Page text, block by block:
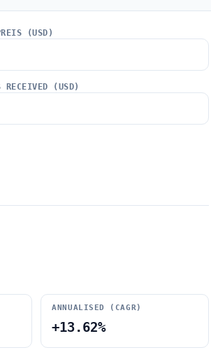
(USD)
RECEIVED (USD)
ANNUALISED (CAGR)
+13.62%